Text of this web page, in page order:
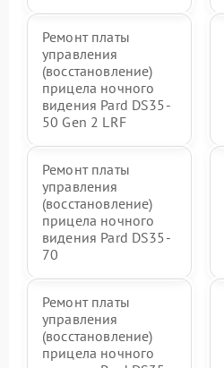
Ремонт платы
управления
(восстановление)
прицела ночного
видения Pard DS35-
50 Gen 2 LRF
Ремонт платы
управления
(восстановление)
прицела ночного
видения Pard DS35-
70
Ремонт платы
управления
(восстановление)
прицела ночного